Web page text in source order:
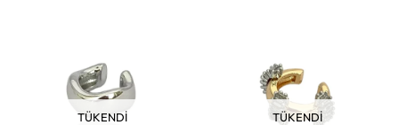
TÜKENDI TÜKENDI